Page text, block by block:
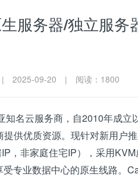
服务器/独立服务
| 2025-09-20 | 阅读：1800
知名云服务商，自2010年成
供优质资源。现针对新用户
，非家庭住宅IP），采用
专业数据中心的原生线路。